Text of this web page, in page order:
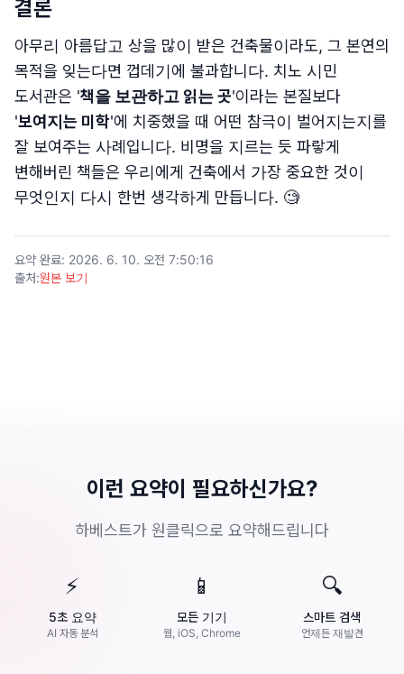
결론
아무리 아름답고 상을 많이 받은 건축물이라도, 그 본연의
목적을 잊는다면 껍데기에 불과합니다. 치노 시민
도서관은 '책을 보관하고 읽는 곳'이라는 본질보다
'보여지는 미학'에 치중했을 때 어떤 참극이 벌어지는지를
잘 보여주는 사례입니다. 비명을 지르는 듯 파랗게
변해버린 책들은 우리에게 건축에서 가장 중요한 것이
무엇인지 다시 한번 생각하게 만듭니다. 🧐
요약 완료: 2026. 6. 10. 오전 7:50:16
출처:원본 보기
이런 요약이 필요하신가요?
하베스트가 원클릭으로 요약해드립니다
⚡
5초 요약
AI 자동 분석
📱
모든 기기
웹, iOS, Chrome
🔍
스마트 검색
언제든 재발견